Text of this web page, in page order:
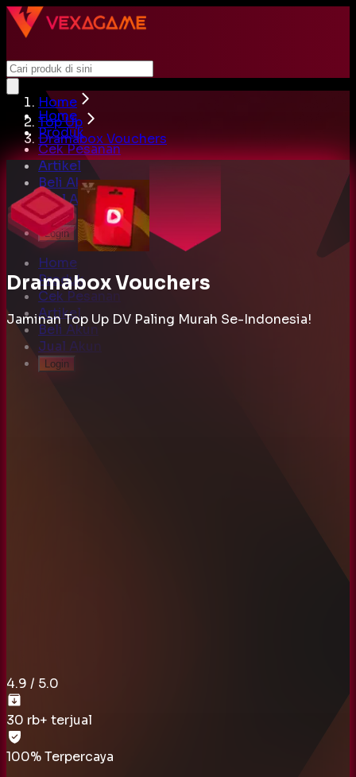
Home
Produk
Cek Pesanan
Artikel
Beli Akun
Jual Akun
Cari
Login
Home
Produk
Cek Pesanan
Artikel
Beli Akun
Jual Akun
Login
Home
Top Up
Dramabox Vouchers
Dramabox Vouchers
Jaminan Top Up DV Paling Murah Se-Indonesia!
4.9 / 5.0
30 rb+ terjual
100% Terpercaya